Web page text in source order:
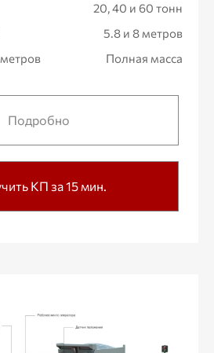
20, 40 и 60 тонн
5.8 и 8 метров
Полная масса
Подробно
КП за 15 мин.